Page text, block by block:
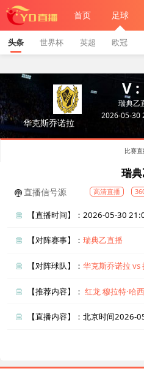
首页 足球
头条 世界杯 英超 欧冠
华克斯乔诺拉
V :
瑞典乙
2026-05-30
比赛
瑞
直播信号源 高清直播
【直播时间】：2026-05-30
【对阵赛事】：瑞典乙直播
【对阵球队】：华克斯乔诺拉 vs
【推荐内容】：红龙 穆拉特·哈